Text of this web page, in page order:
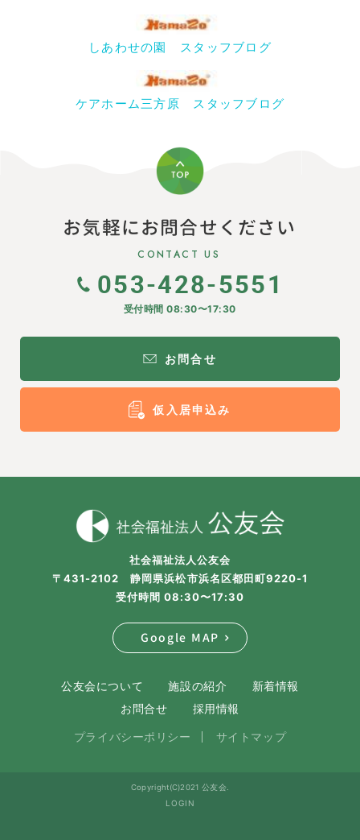
しあわせの園 スタッフブログ
ケアホーム三方原 スタッフブログ
お気軽にお問合せください
CONTACT US
053-428-5551
受付時間 08:30〜17:30
お問合せ
仮入居申込み
社会福祉法人公友会
〒431-2102 静岡県浜松市浜名区都田町9220-1
受付時間 08:30〜17:30
Google MAP
公友会について 施設の紹介
新着情報
お問合せ
採用情報
プライバシーポリシー サイトマップ
Copyright(C)2021 公友会.
LOGIN